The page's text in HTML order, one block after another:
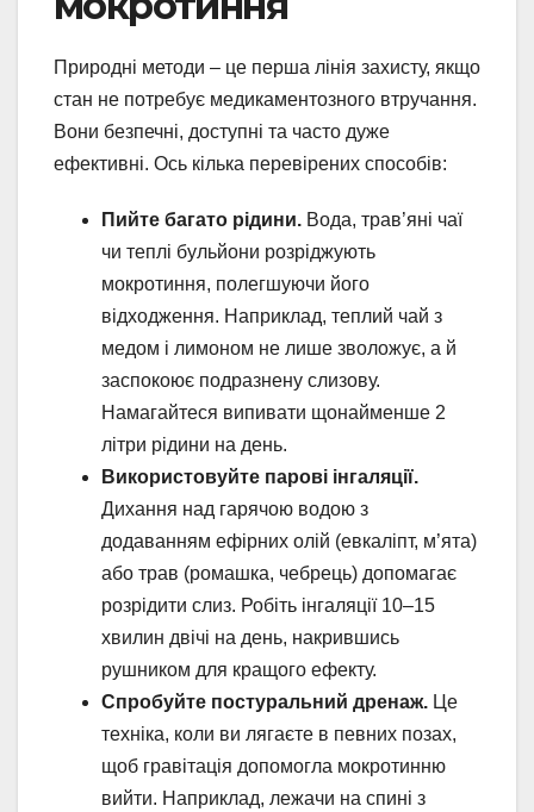
Природні методи – це перша лінія захисту, якщо
стан не потребує медикаментозного втручання.
Вони безпечні, доступні та часто дуже
ефективні. Ось кілька перевірених способів:
Пийте багато рідини. Вода, трав’яні чаї
чи теплі бульйони розріджують
мокротиння, полегшуючи його
відходження. Наприклад, теплий чай з
медом і лимоном не лише зволожує, а й
заспокоює подразнену слизову.
Намагайтеся випивати щонайменше 2
літри рідини на день.
Використовуйте парові інгаляції.
Дихання над гарячою водою з
додаванням ефірних олій (евкаліпт, м’ята)
або трав (ромашка, чебрець) допомагає
розрідити слиз. Робіть інгаляції 10–15
хвилин двічі на день, накрившись
рушником для кращого ефекту.
Спробуйте постуральний дренаж. Це
техніка, коли ви лягаєте в певних позах,
щоб гравітація допомогла мокротинню
вийти. Наприклад, лежачи на спині з